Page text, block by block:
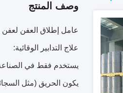
وصف المنتج
عامل إطلاق العفن لعفن APG مع المحولات CT و PT
علاج التدابير الوقائية:
يستخدم فقط في الصناعة.
يكون الحريق (مثل